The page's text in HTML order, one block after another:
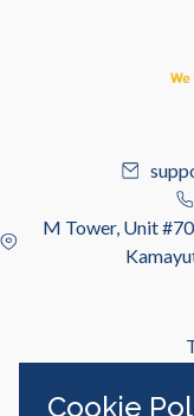
M Tower, Unit
Cookie